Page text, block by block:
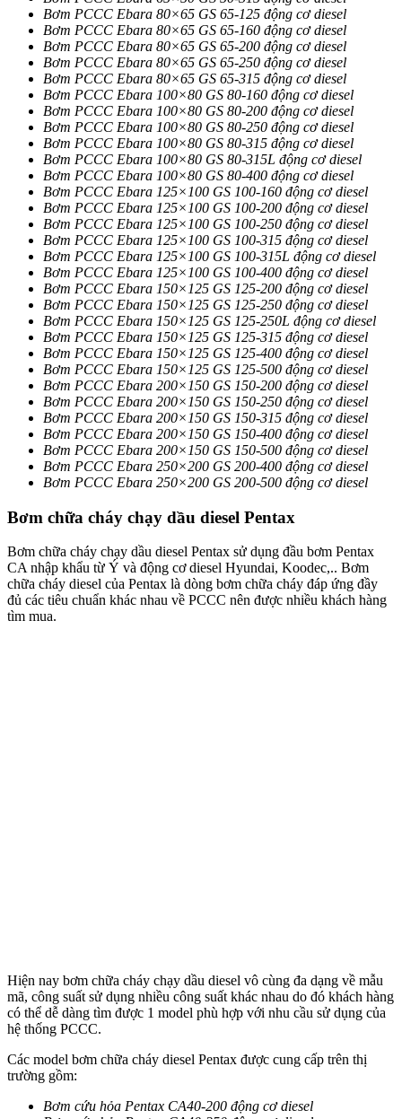
Bơm PCCC Ebara 80×65 GS 65-125 động cơ diesel
Bơm PCCC Ebara 80×65 GS 65-160 động cơ diesel
Bơm PCCC Ebara 80×65 GS 65-200 động cơ diesel
Bơm PCCC Ebara 80×65 GS 65-250 động cơ diesel
Bơm PCCC Ebara 80×65 GS 65-315 động cơ diesel
Bơm PCCC Ebara 100×80 GS 80-160 động cơ diesel
Bơm PCCC Ebara 100×80 GS 80-200 động cơ diesel
Bơm PCCC Ebara 100×80 GS 80-250 động cơ diesel
Bơm PCCC Ebara 100×80 GS 80-315 động cơ diesel
Bơm PCCC Ebara 100×80 GS 80-315L động cơ diesel
Bơm PCCC Ebara 100×80 GS 80-400 động cơ diesel
Bơm PCCC Ebara 125×100 GS 100-160 động cơ diesel
Bơm PCCC Ebara 125×100 GS 100-200 động cơ diesel
Bơm PCCC Ebara 125×100 GS 100-250 động cơ diesel
Bơm PCCC Ebara 125×100 GS 100-315 động cơ diesel
Bơm PCCC Ebara 125×100 GS 100-315L động cơ diesel
Bơm PCCC Ebara 125×100 GS 100-400 động cơ diesel
Bơm PCCC Ebara 150×125 GS 125-200 động cơ diesel
Bơm PCCC Ebara 150×125 GS 125-250 động cơ diesel
Bơm PCCC Ebara 150×125 GS 125-250L động cơ diesel
Bơm PCCC Ebara 150×125 GS 125-315 động cơ diesel
Bơm PCCC Ebara 150×125 GS 125-400 động cơ diesel
Bơm PCCC Ebara 150×125 GS 125-500 động cơ diesel
Bơm PCCC Ebara 200×150 GS 150-200 động cơ diesel
Bơm PCCC Ebara 200×150 GS 150-250 động cơ diesel
Bơm PCCC Ebara 200×150 GS 150-315 động cơ diesel
Bơm PCCC Ebara 200×150 GS 150-400 động cơ diesel
Bơm PCCC Ebara 200×150 GS 150-500 động cơ diesel
Bơm PCCC Ebara 250×200 GS 200-400 động cơ diesel
Bơm PCCC Ebara 250×200 GS 200-500 động cơ diesel
Bơm chữa cháy chạy dầu diesel Pentax
Bơm chữa cháy chạy dầu diesel Pentax sử dụng đầu bơm Pentax
CA nhập khẩu từ Ý và động cơ diesel Hyundai, Koodec,.. Bơm
chữa cháy diesel của Pentax là dòng bơm chữa cháy đáp ứng đầy
đủ các tiêu chuẩn khác nhau về PCCC nên được nhiều khách hàng
tìm mua.
Hiện nay bơm chữa cháy chạy dầu diesel vô cùng đa dạng về mẫu
mã, công suất sử dụng nhiều công suất khác nhau do đó khách hàng
có thể dễ dàng tìm được 1 model phù hợp với nhu cầu sử dụng của
hệ thống PCCC.
Các model bơm chữa cháy diesel Pentax được cung cấp trên thị
trường gồm:
Bơm cứu hỏa Pentax CA40-200 động cơ diesel